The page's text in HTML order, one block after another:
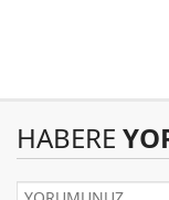
HABERE